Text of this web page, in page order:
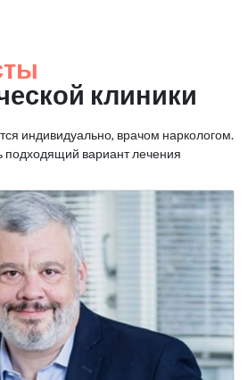
клиники
индивидуально, врачом наркологом.
вариант лечения